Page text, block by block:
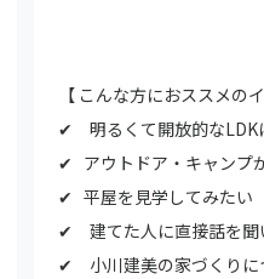
【 こんな方におススメの
✔︎ 明るくて開放的なLDK
︎✔︎ アウトドア・キャンプ
✔︎ 平屋を見学してみたい
✔︎ 建てた人に直接話を聞
✔︎ 小川建美の家づくりに